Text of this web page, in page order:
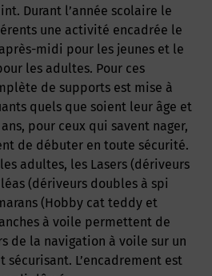
Durant l’année scolaire le
une activité encadrée le
midi pour les jeunes et le
les adultes. Pour ces
de supports est mise à
quels que soient leur âge et
pour ceux qui savent nager,
de débuter en toute sécurité.
adultes, les Lasers (dériveurs
(dériveurs doubles à spi
(Hobby cat teddy et
à voile permettent de
de la navigation à voile sur un
sécurisant. L’encadrement est